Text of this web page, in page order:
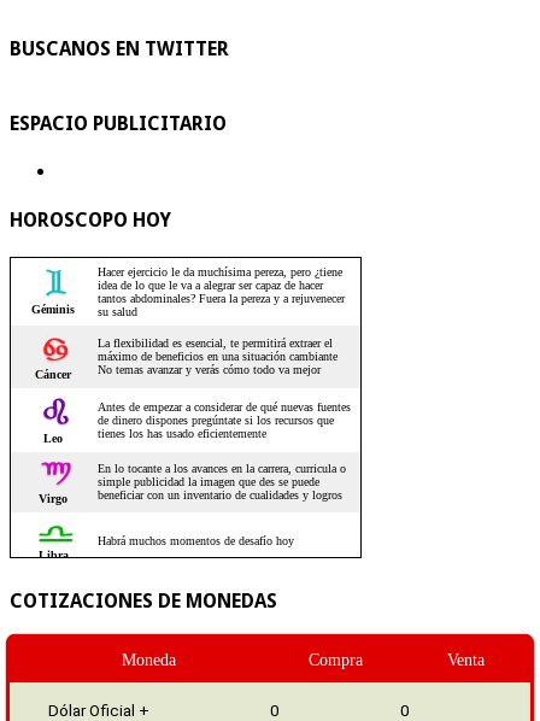
BUSCANOS EN TWITTER
ESPACIO PUBLICITARIO
HOROSCOPO HOY
COTIZACIONES DE MONEDAS
Moneda Compra Venta
Dólar Oficial + 0 0